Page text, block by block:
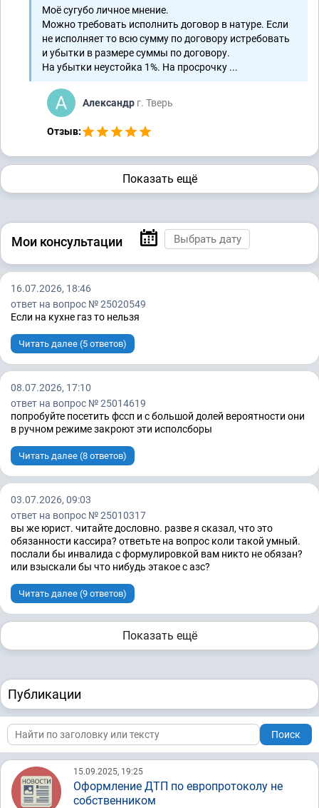
Моё сугубо личное мнение.
Можно требовать исполнить договор в натуре. Если
не исполняет то всю сумму по договору истребовать
и убытки в размере суммы по договору.
На убытки неустойка 1%. На просрочку ...
Александр г. Тверь
Отзыв:
Показать ещё
Мои консультации
16.07.2026, 18:46
ответ на вопрос № 25020549
Если на кухне газ то нельзя
Читать далее (5 ответов)
08.07.2026, 17:10
ответ на вопрос № 25014619
попробуйте посетить фссп и с большой долей вероятности они
в ручном режиме закроют эти исполсборы
Читать далее (8 ответов)
03.07.2026, 09:03
ответ на вопрос № 25010317
вы же юрист. читайте дословно. разве я сказал, что это
обязанности кассира? ответьте на вопрос коли такой умный.
послали бы инвалида с формулировкой вам никто не обязан?
или взыскали бы что нибудь этакое с азс?
Читать далее (9 ответов)
Показать ещё
Публикации
Поиск
15.09.2025, 19:25
Оформление ДТП по европротоколу не
собственником